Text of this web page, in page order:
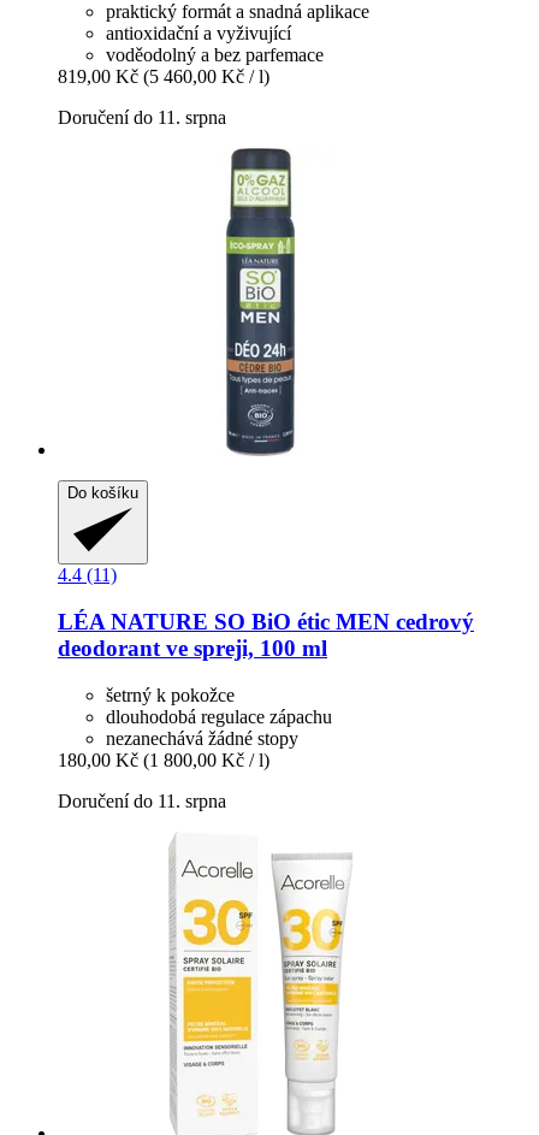
praktický formát a snadná aplikace
antioxidační a vyživující
voděodolný a bez parfemace
819,00 Kč (5 460,00 Kč / l)
Doručení do 11. srpna
Do košíku
4.4 (11)
LÉA NATURE SO BiO étic MEN cedrový
deodorant ve spreji, 100 ml
šetrný k pokožce
dlouhodobá regulace zápachu
nezanechává žádné stopy
180,00 Kč (1 800,00 Kč / l)
Doručení do 11. srpna